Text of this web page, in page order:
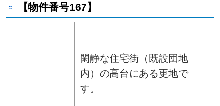
【物件番号167】
閑静な住宅街（既設団地
内）の高台にある更地で
す。